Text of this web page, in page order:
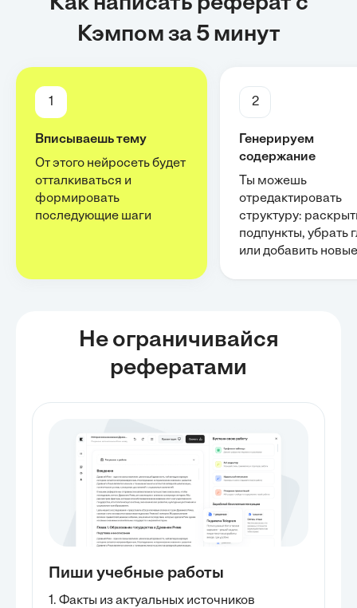
Кэмпом за 5 минут
1
Вписываешь тему
От этого нейросеть будет
отталкиваться и
формировать
последующие шаги
2
Генерируем
содержание
Ты можешь
отредактировать
структуру:
подпункты, убрать
или добавить новые
Не ограничивайся
рефератами
Пиши учебные работы
1. Факты из актуальных источников